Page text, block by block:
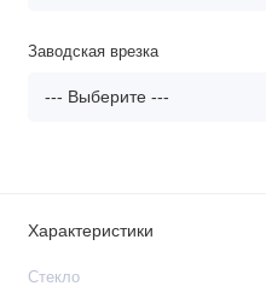
Заводская врезка
Характеристики
Стекло